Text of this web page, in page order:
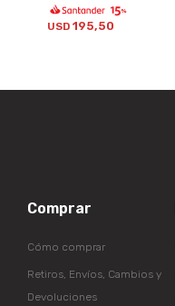
USD 195,50
Comprar
Cómo comprar
Retiros, Envíos, Cambios y
Devoluciones